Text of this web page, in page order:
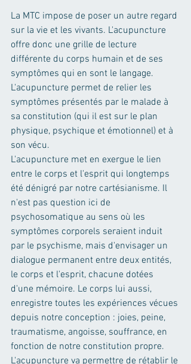
La MTC impose de poser un autre regard
sur la vie et les vivants. L'acupuncture
offre donc une grille de lecture
différente du corps humain et de ses
symptômes qui en sont le langage.
L'acupuncture permet de relier les
symptômes présentés par le malade à
sa constitution (qui il est sur le plan
physique, psychique et émotionnel) et à
son vécu.
L'acupuncture met en exergue le lien
entre le corps et l'esprit qui longtemps
été dénigré par notre cartésianisme. Il
n'est pas question ici de
psychosomatique au sens où les
symptômes corporels seraient induit
par le psychisme, mais d'envisager un
dialogue permanent entre deux entités,
le corps et l'esprit, chacune dotées
d'une mémoire. Le corps lui aussi,
enregistre toutes les expériences vécues
depuis notre conception : joies, peine,
traumatisme, angoisse, souffrance, en
fonction de notre constitution propre.
L'acupuncture va permettre de rétablir le